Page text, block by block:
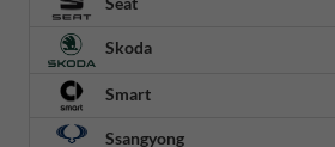
Skoda
Smart
Ssangyong